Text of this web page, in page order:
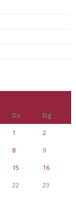
Ds
Dg
1
2
8
9
15
16
22
23